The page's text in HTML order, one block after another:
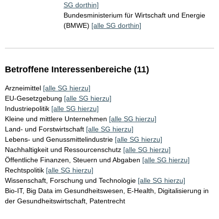
SG dorthin]
Bundesministerium für Wirtschaft und Energie
(BMWE) [alle SG dorthin]
Betroffene Interessenbereiche (11)
Arzneimittel [alle SG hierzu]
EU-Gesetzgebung [alle SG hierzu]
Industriepolitik [alle SG hierzu]
Kleine und mittlere Unternehmen [alle SG hierzu]
Land- und Forstwirtschaft [alle SG hierzu]
Lebens- und Genussmittelindustrie [alle SG hierzu]
Nachhaltigkeit und Ressourcenschutz [alle SG hierzu]
Öffentliche Finanzen, Steuern und Abgaben [alle SG hierzu]
Rechtspolitik [alle SG hierzu]
Wissenschaft, Forschung und Technologie [alle SG hierzu]
Bio-IT, Big Data im Gesundheitswesen, E-Health, Digitalisierung in
der Gesundheitswirtschaft, Patentrecht